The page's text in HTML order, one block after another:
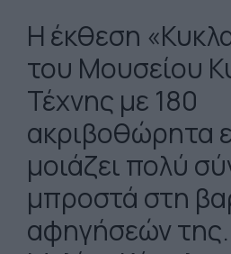
Η έκθεση
του Μουσείου
Τέχνης με 180
ακριβοθώρητα
μοιάζει πολύ
μπροστά στη
αφηγήσεών